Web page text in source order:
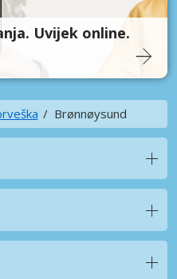
Uvijek online.
Brønnøysund